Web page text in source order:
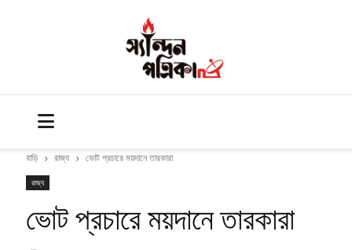
বাড়ি রাজ্য ভোট প্রচারে ময়দানে তারকারা
রাজ্য
ভোট প্রচারে ময়দানে তারকারা